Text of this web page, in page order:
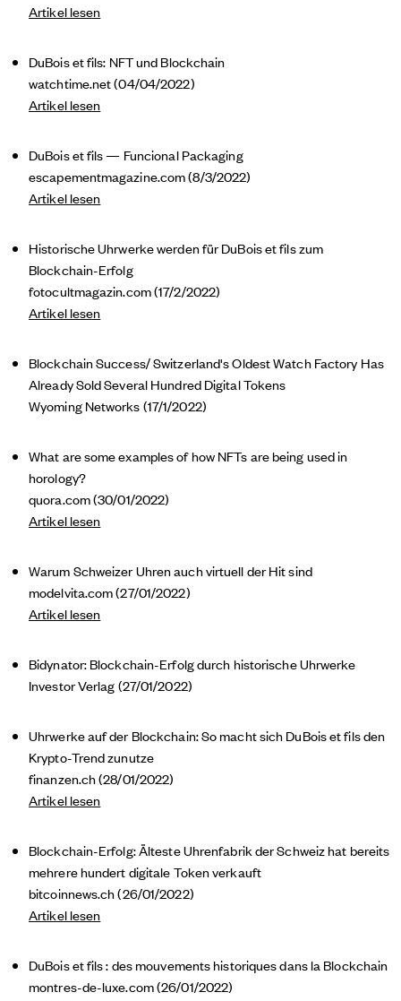
Artikel lesen
DuBois et fils: NFT und Blockchain
watchtime.net (04/04/2022)
Artikel lesen
DuBois et fils — Funcional Packaging
escapementmagazine.com(8/3/2022)
Artikel lesen
Historische Uhrwerke werden für DuBois et fils zum
Blockchain-Erfolg
fotocultmagazin.com (17/2/2022)
Artikel lesen
Blockchain Success/ Switzerland's Oldest Watch Factory Has
Already Sold Several Hundred Digital Tokens
Wyoming Networks (17/1/2022)
What are some examples of how NFTs are being used in
horology?
quora.com(30/01/2022)
Artikel lesen
Warum Schweizer Uhren auch virtuell der Hit sind
modelvita.com (27/01/2022)
Artikel lesen
Bidynator: Blockchain-Erfolg durch historische Uhrwerke
Investor Verlag (27/01/2022)
Uhrwerke auf der Blockchain: So macht sich DuBois et fils den
Krypto-Trend zunutze
finanzen.ch (28/01/2022)
Artikel lesen
Blockchain-Erfolg: Älteste Uhrenfabrik der Schweiz hat bereits
mehrere hundert digitale Token verkauft
bitcoinnews.ch (26/01/2022)
Artikel lesen
DuBois et fils : des mouvements historiques dans la Blockchain
montres-de-luxe.com(26/01/2022)